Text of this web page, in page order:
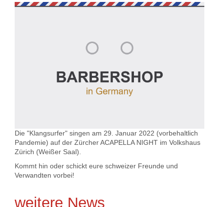
Die "Klangsurfer" singen am 29. Januar 2022 (vorbehaltlich
Pandemie) auf der Zürcher ACAPELLA NIGHT im Volkshaus
Zürich (Weißer Saal).
Kommt hin oder schickt eure schweizer Freunde und
Verwandten vorbei!
weitere News